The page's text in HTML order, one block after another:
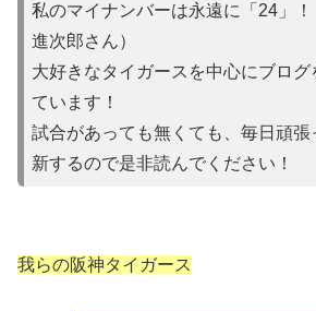
私のマイナンバーは永遠に「24」！
進次郎さん）
大好きなタイガースを中心にブログ
ています！
試合があって も無くても、毎日頑張
新するので是非読んでください！
我らの阪神タイガース